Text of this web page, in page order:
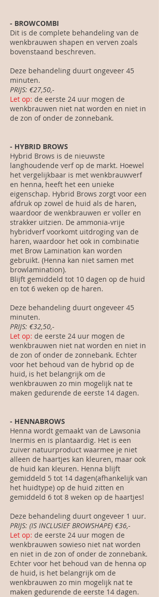
- BROWCOMBI
Dit is de complete behandeling van de
wenkbrauwen shapen en verven zoals
bovenstaand beschreven.​
Deze behandeling duurt ongeveer 45
minuten.
PRIJS: €27,50,-
Let op: de eerste 24 uur mogen de
wenkbrauwen niet nat worden en niet in
de zon of onder de zonnebank.
- ​HYBRID BROWS
Hybrid Brows is de nieuwste
langhoudende verf op de markt. Hoewel
het vergelijkbaar is met wenkbrauwverf
en henna, heeft het een unieke
eigenschap. Hybrid Brows zorgt voor een
afdruk op zowel de huid als de haren,
waardoor de wenkbrauwen er voller en
strakker uitzien. De ammonia-vrije
hybridverf voorkomt uitdroging van de
haren, waardoor het ook in combinatie
met Brow Lamination kan worden
gebruikt. (Henna kan niet samen met
browlamination).
Blijft gemiddeld tot 10 dagen op de huid
en tot 6 weken op de haren.
Deze behandeling duurt ongeveer 45
minuten.
PRIJS: €32,50,-
Let op: de eerste 24 uur mogen de
wenkbrauwen niet nat worden en niet in
de zon of onder de zonnebank. Echter
voor het behoud van de hybrid op de
huid, is het belangrijk om de
wenkbrauwen zo min mogelijk nat te
maken gedurende de eerste 14 dagen.
- HENNABROWS
Henna wordt gemaakt van de Lawsonia
Inermis en is plantaardig. Het is een
zuiver natuurproduct waarmee je niet
alleen de haartjes kan kleuren, maar ook
de huid kan kleuren. Henna blijft
gemiddeld 5 tot 14 dagen(afhankelijk van
het huidtype) op de huid zitten en
gemiddeld 6 tot 8 weken op de haartjes!
Deze behandeling duurt ongeveer 1 uur.
PRIJS: (IS INCLUSIEF BROWSHAPE) €36,-
Let op: de eerste 24 uur mogen de
wenkbrauwen sowieso niet nat worden
en niet in de zon of onder de zonnebank.
Echter voor het behoud van de henna op
de huid, is het belangrijk om de
wenkbrauwen zo min mogelijk nat te
maken gedurende de eerste 14 dagen.